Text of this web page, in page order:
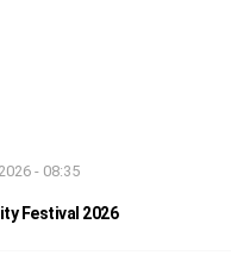
- 08:35
Festival 2026